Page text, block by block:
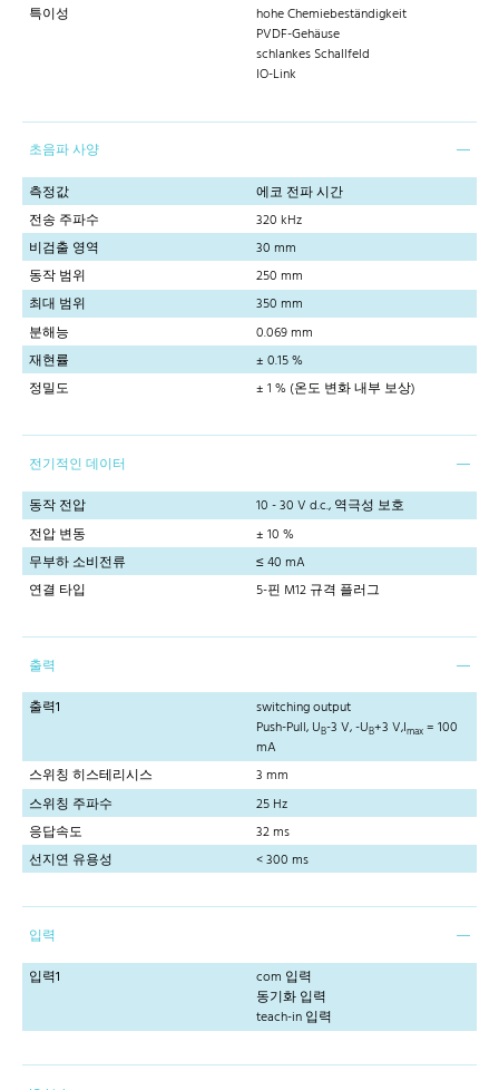
특이성
hohe Chemiebeständigkeit
PVDF-Gehäuse
schlankes Schallfeld
IO-Link
초음파 사양
측정값
에코 전파 시간
전송 주파수
320 kHz
비검출 영역
30 mm
동작 범위
250 mm
최대 범위
350 mm
분해능
0.069 mm
재현률
± 0.15 %
정밀도
± 1 % (온도 변화 내부 보상)
전기적인 데이터
동작 전압
10 - 30 V d.c., 역극성 보호
전압 변동
± 10 %
무부하 소비전류
≤ 40 mA
연결 타입
5-핀 M12 규격 플러그
출력
출력1
switching output
Push-Pull, UB-3 V, -UB+3 V,Imax = 100
mA
스위칭 히스테리시스
3 mm
스위칭 주파수
25 Hz
응답속도
32 ms
선지연 유용성
< 300 ms
입력
입력1
com 입력
동기화 입력
teach-in 입력